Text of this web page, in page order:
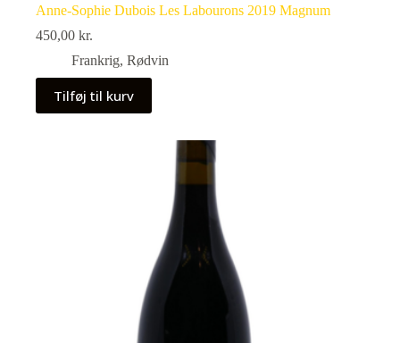
Anne-Sophie Dubois Les Labourons 2019 Magnum
450,00 kr.
Frankrig, Rødvin
Tilføj til kurv